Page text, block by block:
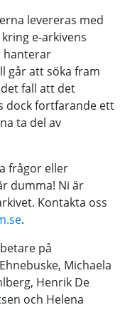
levereras med
e-arkivens
hanterar
går att söka fram
fall att det
dock fortfarande ett
ta del av
frågor eller
dumma! Ni är
Kontakta oss
.
på
Michaela
Henrik De
och Helena